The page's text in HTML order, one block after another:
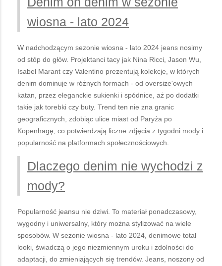
wiosna - lato 2024
W nadchodzącym sezonie wiosna - lato 2024 jeans nosimy
od stóp do głów. Projektanci tacy jak Nina Ricci, Jason Wu,
Isabel Marant czy Valentino prezentują kolekcje, w których
denim dominuje w różnych formach - od oversize'owych
katan, przez eleganckie sukienki i spódnice, aż po dodatki
takie jak torebki czy buty. Trend ten nie zna granic
geograficznych, zdobiąc ulice miast od Paryża po
Kopenhagę, co potwierdzają liczne zdjęcia z tygodni mody i
popularność na platformach społecznościowych.
Dlaczego denim nie wychodzi z
mody?
Popularność jeansu nie dziwi. To materiał ponadczasowy,
wygodny i uniwersalny, który można stylizować na wiele
sposobów. W sezonie wiosna - lato 2024, denimowe total
looki, świadczą o jego niezmiennym uroku i zdolności do
adaptacji, do zmieniających się trendów. Jeans, noszony od